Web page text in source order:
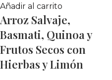
Añadir al carrito
Arroz Salvaje,
Basmati, Quinoa y
Frutos Secos con
Hierbas y Limón